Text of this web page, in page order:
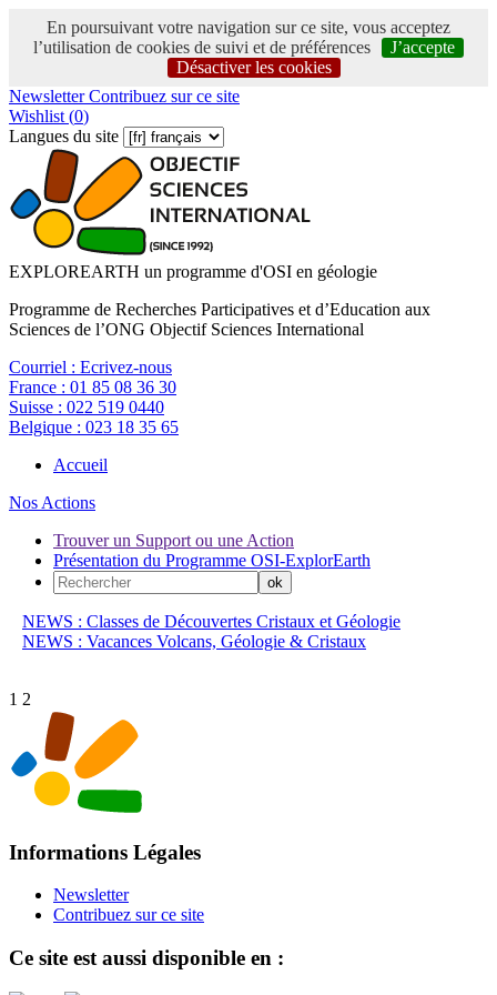
En poursuivant votre navigation sur ce site, vous acceptez
l’utilisation de cookies de suivi et de préférences
J’accepte
Désactiver les cookies
NewsletterContribuez sur ce site
Wishlist (0)
Langues du site
EXPLOREARTH un programme d'OSI en géologie
Programme de Recherches Participatives et d’Education aux
Sciences de l’ONG Objectif Sciences International
Courriel : Ecrivez-nous
France : 01 85 08 36 30
Suisse : 022 519 0440
Belgique : 023 18 35 65
Accueil
Nos Actions
Trouver un Support ou une Action
Présentation du Programme OSI-ExplorEarth
NEWS : Classes de Découvertes Cristaux et Géologie
NEWS : Vacances Volcans, Géologie & Cristaux
1 2
Informations Légales
Newsletter
Contribuez sur ce site
Ce site est aussi disponible en :